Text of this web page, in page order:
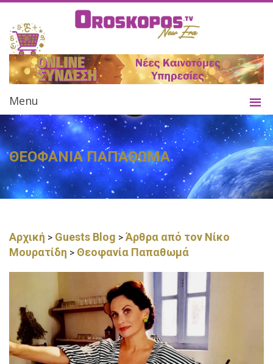
Menu
ΘΕΟΦΑΝΙΑ ΠΑΠΑΘΩΜΑ
Αρχική > Guests Blog > Άρθρα από τον Νίκο
Μουρατίδη > Θεοφανία Παπαθωμά